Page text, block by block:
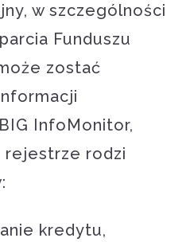
w szczególności
Funduszu
zostać
InfoMonitor,
rejestrze rodzi
kredytu,